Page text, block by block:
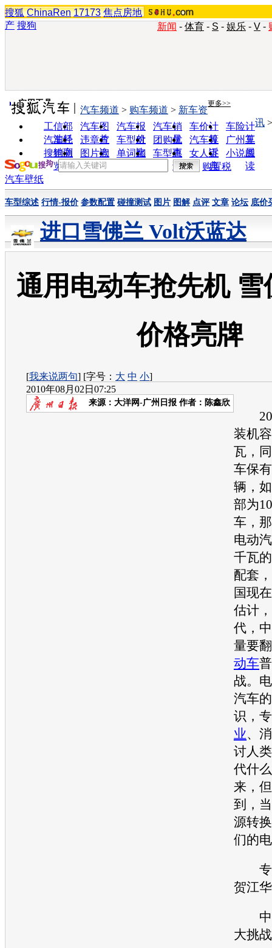
搜狐 ChinaRen 17173 焦点房地
产 搜狗 新闻 - 体育 - S - 娱乐 - V -
实用工具 更多>>
工信部
油耗
汽车图
片
汽车报
价
汽车销
量
车价计
算
车险计
算
汽车经
销商
违章查
询
车型对
比
团购优
惠
汽车投
诉
广州车
展
搜狗浏
览器
图片欣
赏
单词翻
车型查
询
女人宝
典
小说阅
读
汽车频道 > 购车频道 > 新车资
讯
购置税
汽车壁纸
车型综述 行情-报价 参数配置 碰撞测试 图片 图解 点评 文章 论坛 底价
进口雪佛兰 Volt沃蓝达
通用电动车抢先机
价格亮牌
[我来说两句] [字号： 大 中 小]
2010年08月02日07:25
来源： 大洋网-广州日报 作者：陈鑫欣
装机
瓦，
车保
辆，
部为
车，
电动
千瓦
配套
国现
估计
代，
量要
动车
战。
汽车
识，
业、
讨人
代什
来，
到，
源转
们的
专
贺江华
中
大挑战